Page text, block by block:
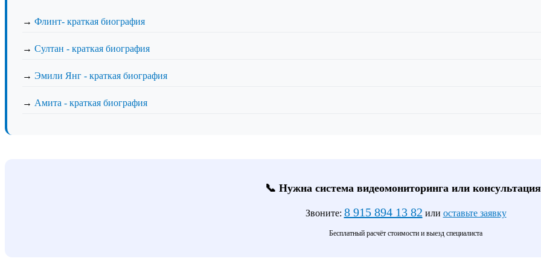
→ Флинт- краткая биография
→ Султан - краткая биография
→ Эмили Янг - краткая биография
→ Амита - краткая биография
📞 Нужна система видеомониторинга или
Звоните: 8 915 894 13 82 или оставьте заявку
Бесплатный расчёт стоимости и выезд специалиста